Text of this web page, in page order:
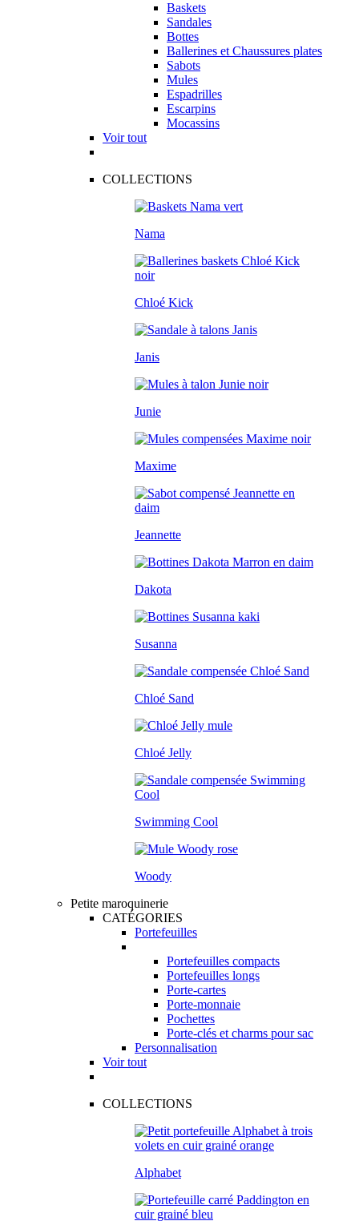
Baskets
Sandales
Bottes
Ballerines et Chaussures plates
Sabots
Mules
Espadrilles
Escarpins
Mocassins
Voir tout
COLLECTIONS
Nama
Chloé Kick
Janis
Junie
Maxime
Jeannette
Dakota
Susanna
Chloé Sand
Chloé Jelly
Swimming Cool
Woody
Petite maroquinerie
CATÉGORIES
Portefeuilles
Portefeuilles compacts
Portefeuilles longs
Porte-cartes
Porte-monnaie
Pochettes
Porte-clés et charms pour sac
Personnalisation
Voir tout
COLLECTIONS
Alphabet